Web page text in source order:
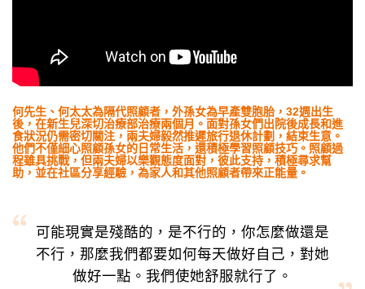
何先生、何太太為隔代照顧者，外孫女為早產雙胞胎，32週出生
後，在新生兒深切治療部治療兩個月。面對孫女們出院後成長和進
食狀況仍需密切關注，兩夫婦毅然推遲旅行退休計劃，結束生意。
他們不僅細心照顧孫女的日常生活，還積極學習照顧技巧。照顧過
程雖具挑戰，但兩夫婦以樂觀態度面對，彼此支持，積極尋求幫
助，並在社區分享經驗，為家人和其他照顧者帶來正能量。
可能現實是殘酷的，是不行的，你怎麼做還是
不行，那麼我們都要如何每天做好自己，對她
做好一點。我們使她舒服就行了。